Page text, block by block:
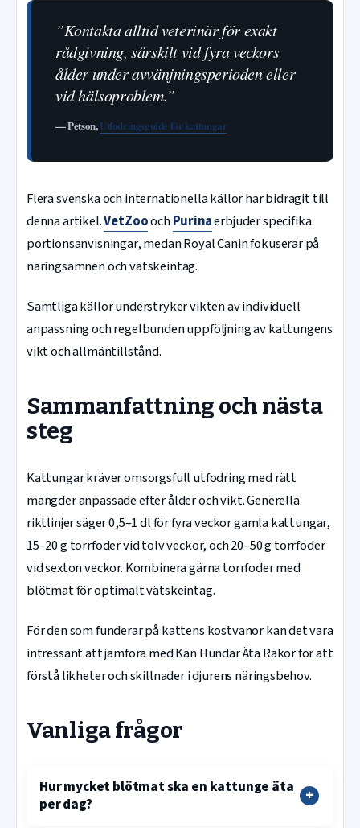
”Kontakta alltid veterinär för exakt
rådgivning, särskilt vid fyra veckors
ålder under avvänjningsperioden eller
vid hälsoproblem.”
— Petson,Utfodringsguide för kattungar
Flera svenska och internationella källor har bidragit till
denna artikel.VetZooochPurinaerbjuder specifika
portionsanvisningar, medan Royal Canin fokuserar på
näringsämnen och vätskeintag.
Samtliga källor understryker vikten av individuell
anpassning och regelbunden uppföljning av kattungens
vikt och allmäntillstånd.
Sammanfattning och nästa
steg
Kattungar kräver omsorgsfull utfodring med rätt
mängder anpassade efter ålder och vikt. Generella
riktlinjer säger 0,5–1 dl för fyra veckor gamla kattungar,
15–20 g torrfoder vid tolv veckor, och 20–50 g torrfoder
vid sexton veckor. Kombinera gärna torrfoder med
blötmat för optimalt vätskeintag.
För den som funderar på kattens kostvanor kan det vara
intressant att jämföra med Kan Hundar Äta Räkor för att
förstå likheter och skillnader i djurens näringsbehov.
Vanliga frågor
Hur mycket blötmat ska en kattunge äta
per dag?